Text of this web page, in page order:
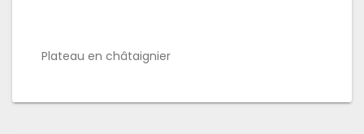
Plateau en châtaignier